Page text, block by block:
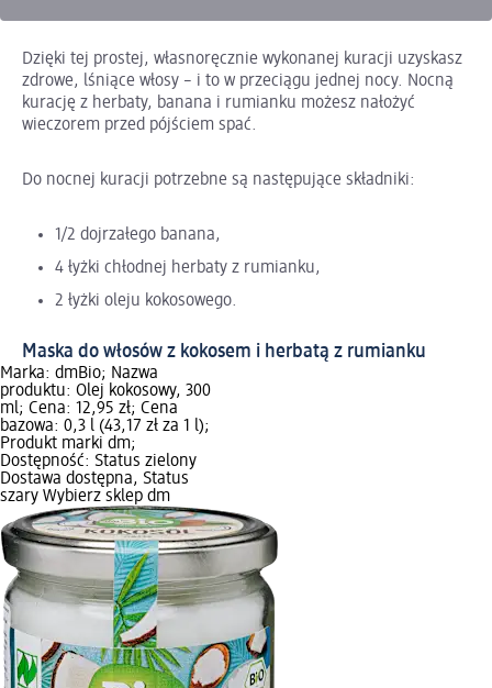
Dzięki tej prostej, własnoręcznie wykonanej kuracji uzyskasz
zdrowe, lśniące włosy – i to w przeciągu jednej nocy. Nocną
kurację z herbaty, banana i rumianku możesz nałożyć
wieczorem przed pójściem spać.
Do nocnej kuracji potrzebne są następujące składniki:
1/2 dojrzałego banana,
4 łyżki chłodnej herbaty z rumianku,
2 łyżki oleju kokosowego.
Maska do włosów z kokosem i herbatą z rumianku
Marka: dmBio; Nazwa
produktu: Olej kokosowy, 300
ml; Cena: 12,95 zł; Cena
bazowa: 0,3 l (43,17 zł za 1 l);
Produkt marki dm;
Dostępność: Status zielony
Dostawa dostępna, Status
szary Wybierz sklep dm